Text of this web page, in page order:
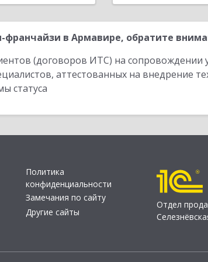
в Армавире, обратите
(договоров ИТС) на сопровождении
аттестованных на внедрение
статуса
Политика
конфиденциальности
Замечания по сайту
Другие сайты
Отдел